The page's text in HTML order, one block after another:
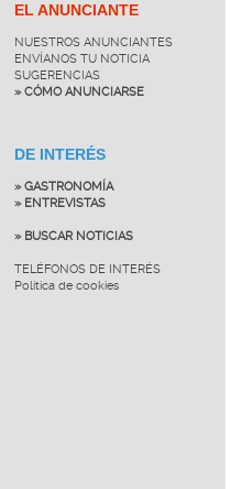
EL ANUNCIANTE
NUESTROS ANUNCIANTES
ENVÍANOS TU NOTICIA
SUGERENCIAS
» CÓMO ANUNCIARSE
DE INTERÉS
» GASTRONOMÍA
» ENTREVISTAS
» BUSCAR NOTICIAS
TELÉFONOS DE INTERÉS
Política de cookies